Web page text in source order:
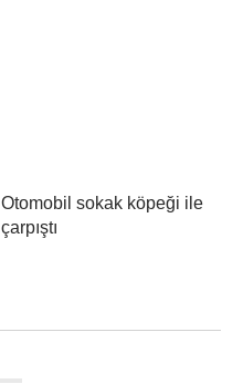
Otomobil sokak köpeği ile
çarpıştı